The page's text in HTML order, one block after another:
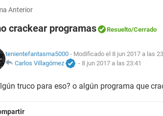
Anterior
crackear programas Resuelto/Cerrado
tenientefantasma5000 - Modificado el 8 jun 2017 a las
Carlos Villagómez
- 8 jun 2017 a las 23:41
truco para eso? o algún programa que